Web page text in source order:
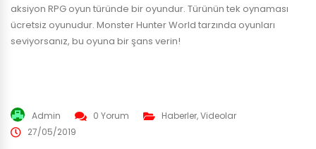
aksiyon RPG oyun türünde bir oyundur. Türünün tek oynaması
ücretsiz oyunudur. Monster Hunter World tarzında oyunları
seviyorsanız, bu oyuna bir şans verin!
Admin 0 Yorum Haberler,Videolar
27/05/2019